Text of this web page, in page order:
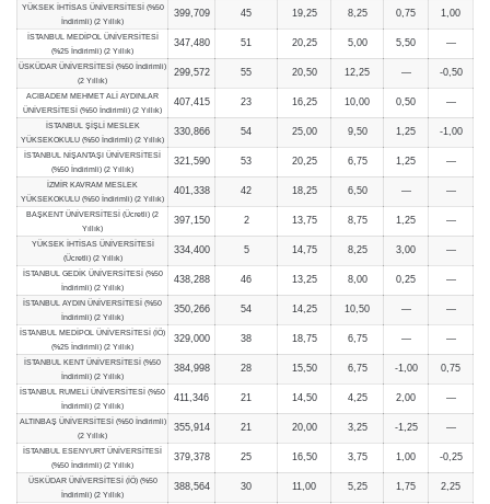
YÜKSEK İHTİSAS ÜNİVERSİTESİ (%50
İndirimli) (2 Yıllık)
399,709 45 19,25 8,25 0,75 1,00
İSTANBUL MEDİPOL ÜNİVERSİTESİ
(%25 İndirimli) (2 Yıllık)
347,480 51 20,25 5,00 5,50 —
ÜSKÜDAR ÜNİVERSİTESİ (%50 İndirimli)
(2 Yıllık)
299,572 55 20,50 12,25 — -0,50
ACIBADEM MEHMET ALİ AYDINLAR
ÜNİVERSİTESİ (%50 İndirimli) (2 Yıllık)
407,415 23 16,25 10,00 0,50 —
İSTANBUL ŞİŞLİ MESLEK
YÜKSEKOKULU (%50 İndirimli) (2 Yıllık)
330,866 54 25,00 9,50 1,25 -1,00
İSTANBUL NİŞANTAŞI ÜNİVERSİTESİ
(%50 İndirimli) (2 Yıllık)
321,590 53 20,25 6,75 1,25 —
İZMİR KAVRAM MESLEK
YÜKSEKOKULU (%50 İndirimli) (2 Yıllık)
401,338 42 18,25 6,50 — —
BAŞKENT ÜNİVERSİTESİ (Ücretli) (2
Yıllık)
397,150 2 13,75 8,75 1,25 —
YÜKSEK İHTİSAS ÜNİVERSİTESİ
(Ücretli) (2 Yıllık)
334,400 5 14,75 8,25 3,00 —
İSTANBUL GEDİK ÜNİVERSİTESİ (%50
İndirimli) (2 Yıllık)
438,288 46 13,25 8,00 0,25 —
İSTANBUL AYDIN ÜNİVERSİTESİ (%50
İndirimli) (2 Yıllık)
350,266 54 14,25 10,50 — —
İSTANBUL MEDİPOL ÜNİVERSİTESİ (İÖ)
(%25 İndirimli) (2 Yıllık)
329,000 38 18,75 6,75 — —
İSTANBUL KENT ÜNİVERSİTESİ (%50
İndirimli) (2 Yıllık)
384,998 28 15,50 6,75 -1,00 0,75
İSTANBUL RUMELİ ÜNİVERSİTESİ (%50
İndirimli) (2 Yıllık)
411,346 21 14,50 4,25 2,00 —
ALTINBAŞ ÜNİVERSİTESİ (%50 İndirimli)
(2 Yıllık)
355,914 21 20,00 3,25 -1,25 —
İSTANBUL ESENYURT ÜNİVERSİTESİ
(%50 İndirimli) (2 Yıllık)
379,378 25 16,50 3,75 1,00 -0,25
ÜSKÜDAR ÜNİVERSİTESİ (İÖ) (%50
İndirimli) (2 Yıllık)
388,564 30 11,00 5,25 1,75 2,25